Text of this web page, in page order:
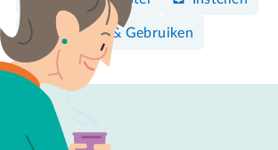
Bedienen & Gebruiken